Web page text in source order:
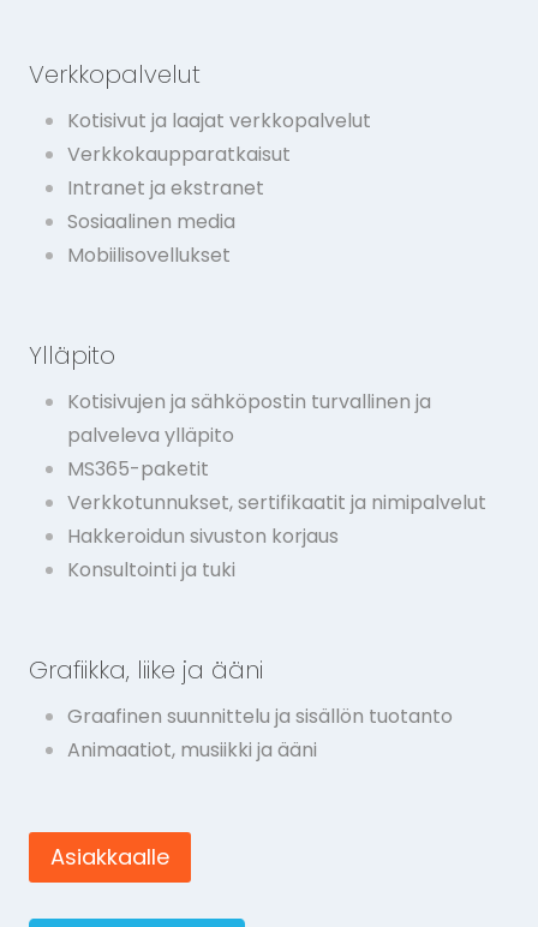
Verkkopalvelut
Kotisivut ja laajat verkkopalvelut
Verkkokaupparatkaisut
Intranet ja ekstranet
Sosiaalinen media
Mobiilisovellukset
Ylläpito
Kotisivujen ja sähköpostin turvallinen ja
palveleva ylläpito
MS365-paketit
Verkkotunnukset, sertifikaatit ja nimipalvelut
Hakkeroidun sivuston korjaus
Konsultointi ja tuki
Grafiikka, liike ja ääni
Graafinen suunnittelu ja sisällön tuotanto
Animaatiot, musiikki ja ääni
Asiakkaalle